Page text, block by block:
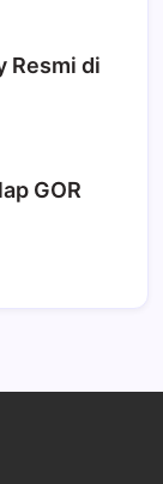
Resmi di
GOR